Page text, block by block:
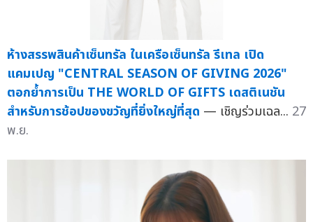
ห้างสรรพสินค้าเซ็นทรัล ในเครือเซ็นทรัล รีเทล เปิด
แคมเปญ "CENTRAL SEASON OF GIVING 2026"
ตอกย้ำการเป็น THE WORLD OF GIFTS เดสติเนชัน
สำหรับการช้อปของขวัญที่ยิ่งใหญ่ที่สุด — เชิญร่วมเฉล... 27
พ.ย.